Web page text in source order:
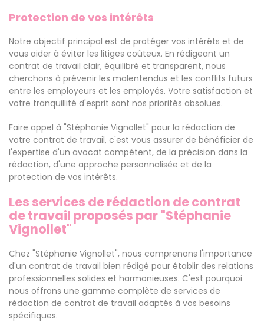
Protection de vos intérêts
Notre objectif principal est de protéger vos intérêts et de
vous aider à éviter les litiges coûteux. En rédigeant un
contrat de travail clair, équilibré et transparent, nous
cherchons à prévenir les malentendus et les conflits futurs
entre les employeurs et les employés. Votre satisfaction et
votre tranquillité d'esprit sont nos priorités absolues.
Faire appel à "Stéphanie Vignollet" pour la rédaction de
votre contrat de travail, c'est vous assurer de bénéficier de
l'expertise d'un avocat compétent, de la précision dans la
rédaction, d'une approche personnalisée et de la
protection de vos intérêts.
Les services de rédaction de contrat
de travail proposés par "Stéphanie
Vignollet"
Chez "Stéphanie Vignollet", nous comprenons l'importance
d'un contrat de travail bien rédigé pour établir des relations
professionnelles solides et harmonieuses. C'est pourquoi
nous offrons une gamme complète de services de
rédaction de contrat de travail adaptés à vos besoins
spécifiques.